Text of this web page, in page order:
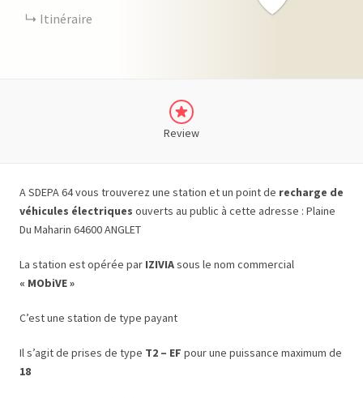
Itinéraire
Review
A SDEPA 64 vous trouverez une station et un point de recharge de
véhicules électriques ouverts au public à cette adresse : Plaine
Du Maharin 64600 ANGLET
La station est opérée par IZIVIAsous le nom commercial
« MObiVE »
C’est une station de type payant
Il s’agit de prises de type T2 – EF pour une puissance maximum de
18